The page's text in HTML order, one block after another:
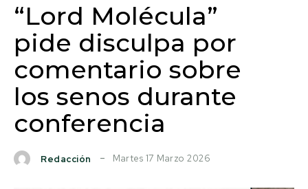
“Lord Molécula”
pide disculpa por
comentario sobre
los senos durante
conferencia
Redacción Martes 17 Marzo 2026